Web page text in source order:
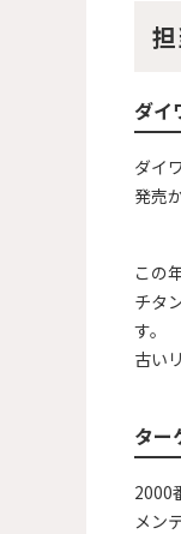
ダイ
ダイ
発売
この
チタ
す。
古い
ター
2000
メン